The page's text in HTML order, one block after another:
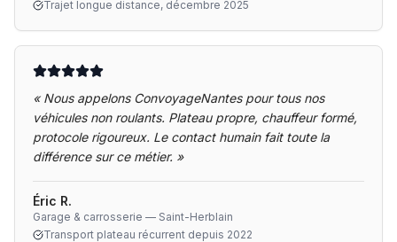
Trajet longue distance, décembre 2025
« Nous appelons ConvoyageNantes pour tous nos
véhicules non roulants. Plateau propre, chauffeur formé,
protocole rigoureux. Le contact humain fait toute la
différence sur ce métier. »
Éric R.
Garage & carrosserie — Saint-Herblain
Transport plateau récurrent depuis 2022